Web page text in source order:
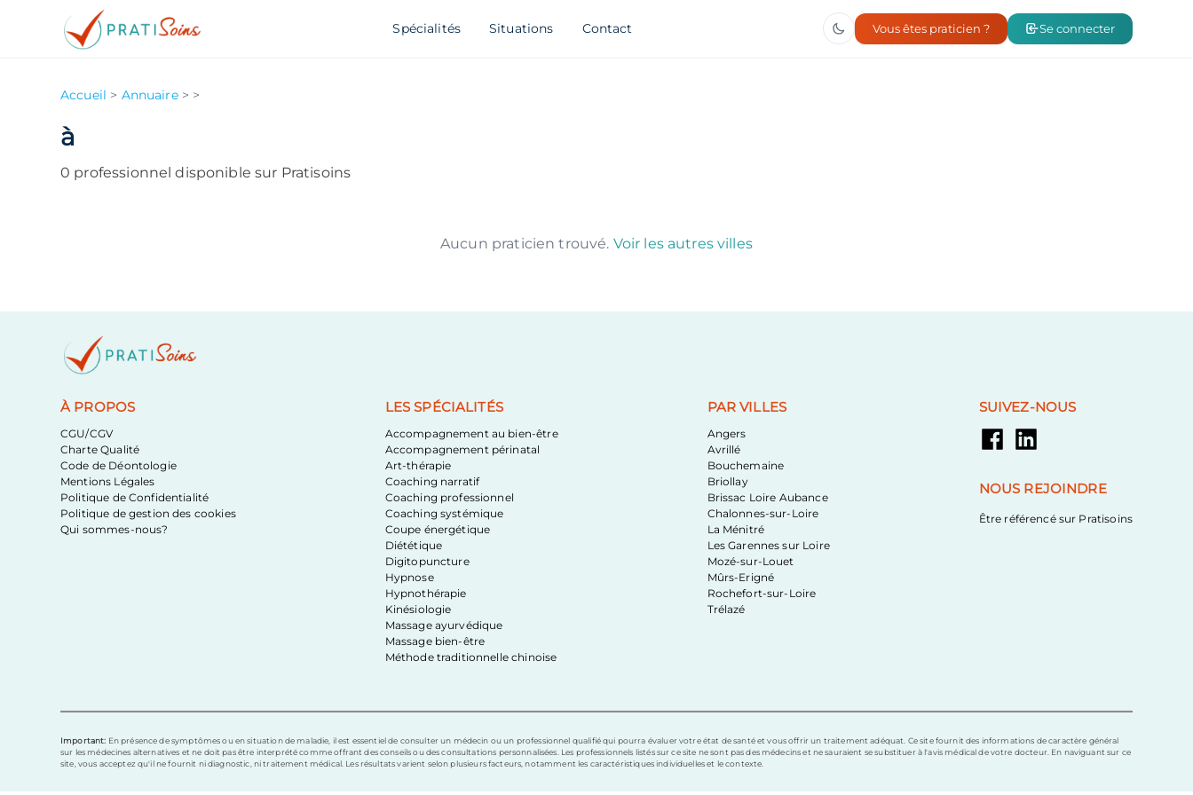
Spécialités Situations Contact Vous êtes praticien ? Se connecter
Accueil > Annuaire > >
à
0 professionnel disponible sur Pratisoins
Aucun praticien trouvé. Voir les autres villes
À PROPOS
CGU/CGV
Charte Qualité
Code de Déontologie
Mentions Légales
Politique de Confidentialité
Politique de gestion des cookies
Qui sommes-nous?
LES SPÉCIALITÉS
Accompagnement au bien-être
Accompagnement périnatal
Art-thérapie
Coaching narratif
Coaching professionnel
Coaching systémique
Coupe énergétique
Diététique
Digitopuncture
Hypnose
Hypnothérapie
Kinésiologie
Massage ayurvédique
Massage bien-être
Méthode traditionnelle chinoise
PAR VILLES
Angers
Avrillé
Bouchemaine
Briollay
Brissac Loire Aubance
Chalonnes-sur-Loire
La Ménitré
Les Garennes sur Loire
Mozé-sur-Louet
Mûrs-Erigné
Rochefort-sur-Loire
Trélazé
SUIVEZ-NOUS
NOUS REJOINDRE
Être référencé sur Pratisoins
Important: En présence de symptômes ou en situation de maladie, il est essentiel de consulter un médecin ou un professionnel qualifié qui pourra évaluer votre état de santé et vous offrir un traitement adéquat. Ce site fournit des informations de caractère général
sur les médecines alternatives et ne doit pas être interprété comme offrant des conseils ou des consultations personnalisées. Les professionnels listés sur ce site ne sont pas des médecins et ne sauraient se substituer à l'avis médical de votre docteur. En naviguant sur ce
site, vous acceptez qu'il ne fournit ni diagnostic, ni traitement médical. Les résultats varient selon plusieurs facteurs, notamment les caractéristiques individuelles et le contexte.